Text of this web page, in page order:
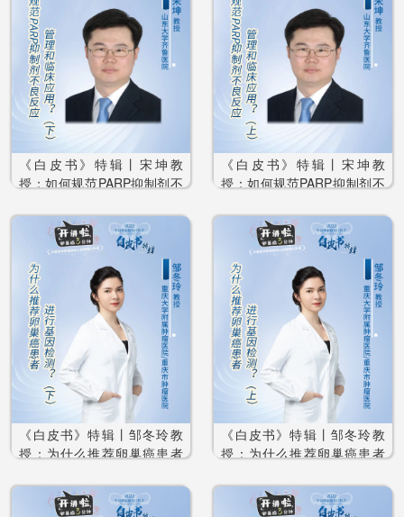
《白皮书》特辑丨宋坤教
授：如何规范PARP抑制剂不
《白皮书》特辑丨宋坤教
授：如何规范PARP抑制剂不
《白皮书》特辑丨邹冬玲教
授：为什么推荐卵巢癌患者
《白皮书》特辑丨邹冬玲教
授：为什么推荐卵巢癌患者